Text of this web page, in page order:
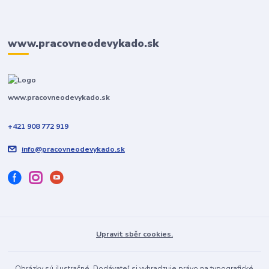
www.pracovneodevykado.sk
www.pracovneodevykado.sk
+421 908 772 919
info@pracovneodevykado.sk
Upravit sběr cookies.